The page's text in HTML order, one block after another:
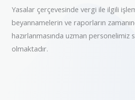
Yasalar çerçevesinde vergi ile ilgili
beyannamelerin ve raporların
hazırlanmasında uzman personelimiz
olmaktadır.